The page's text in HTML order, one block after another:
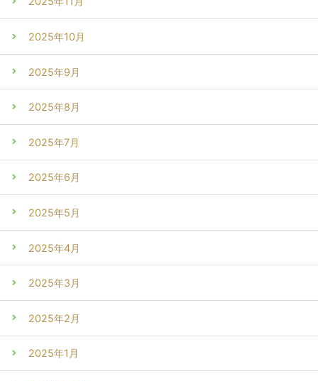
2025年10月
2025年9月
2025年8月
2025年7月
2025年6月
2025年5月
2025年4月
2025年3月
2025年2月
2025年1月